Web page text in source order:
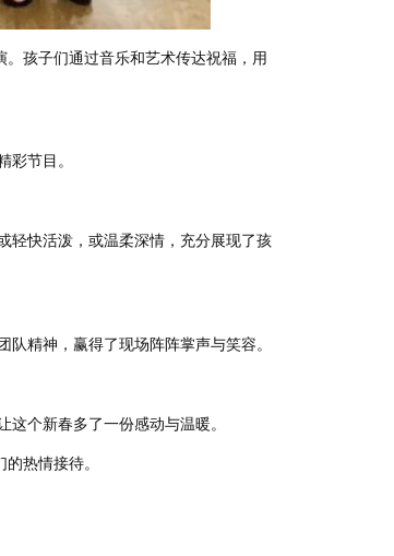
孩子们通过音乐和艺术传达祝福，用
节目。
轻快活泼，或温柔深情，充分展现了孩
精神，赢得了现场阵阵掌声与笑容。
个新春多了一份感动与温暖。
热情接待。